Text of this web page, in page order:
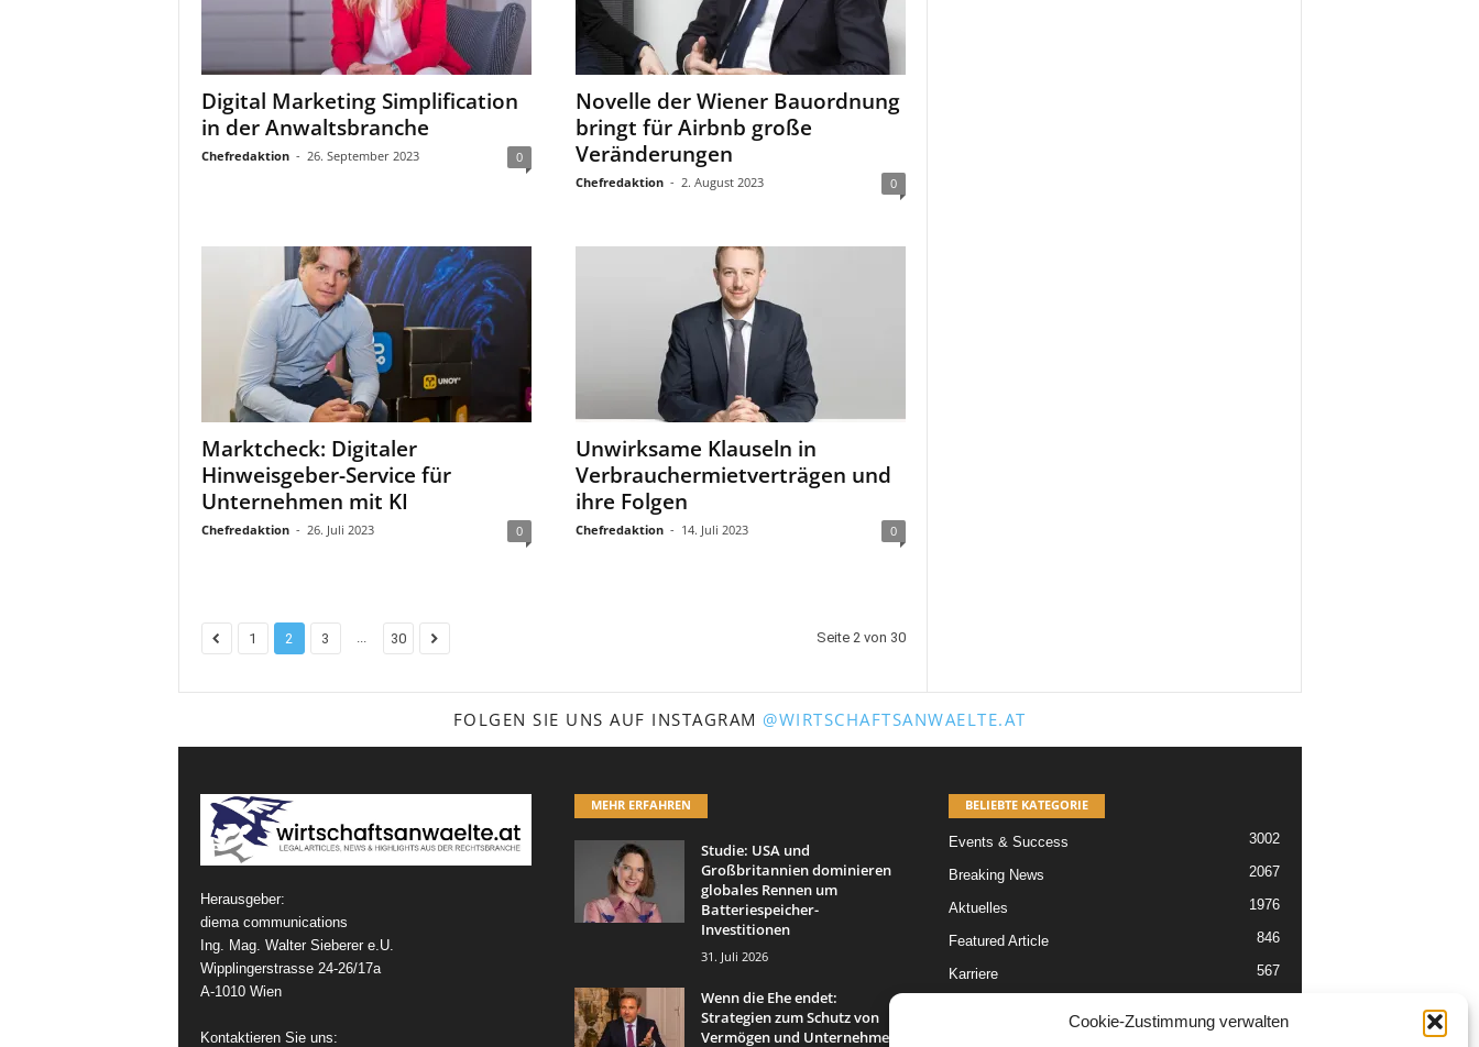
Cookie-Zustimmung verwalten
Digital Marketing Simplification
in der Anwaltsbranche
Chefredaktion - 26. September 2023 0
Novelle der Wiener Bauordnung
bringt für Airbnb große
Veränderungen
Chefredaktion - 2. August 2023 0
Marktcheck: Digitaler
Hinweisgeber-Service für
Unternehmen mit KI
Chefredaktion - 26. Juli 2023 0
Unwirksame Klauseln in
Verbrauchermietverträgen und
ihre Folgen
Chefredaktion - 14. Juli 2023 0
1 2 3 ... 30 Seite 2 von 30
FOLGEN SIE UNS AUF INSTAGRAM @WIRTSCHAFTSANWAELTE.AT
Herausgeber:
diema communications
Ing. Mag. Walter Sieberer e.U.
Wipplingerstrasse 24-26/17a
A-1010 Wien
Kontaktieren Sie uns:
MEHR ERFAHREN
Studie: USA und
Großbritannien dominieren
globales Rennen um
Batteriespeicher-
Investitionen
31. Juli 2026
Wenn die Ehe endet:
Strategien zum Schutz von
Vermögen und Unternehmen
BELIEBTE KATEGORIE
Events & Success 3002
Breaking News 2067
Aktuelles 1976
Featured Article 846
Karriere 567